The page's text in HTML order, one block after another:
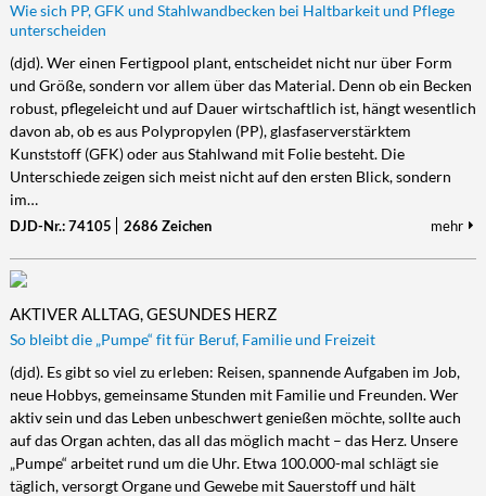
Wie sich PP, GFK und Stahlwandbecken bei Haltbarkeit und Pflege
unterscheiden
(djd). Wer einen Fertigpool plant, entscheidet nicht nur über Form
und Größe, sondern vor allem über das Material. Denn ob ein Becken
robust, pflegeleicht und auf Dauer wirtschaftlich ist, hängt wesentlich
davon ab, ob es aus Polypropylen (PP), glasfaserverstärktem
Kunststoff (GFK) oder aus Stahlwand mit Folie besteht. Die
Unterschiede zeigen sich meist nicht auf den ersten Blick, sondern
im…
DJD-Nr.: 74105 2686 Zeichen mehr
AKTIVER ALLTAG, GESUNDES HERZ
So bleibt die „Pumpe“ fit für Beruf, Familie und Freizeit
(djd). Es gibt so viel zu erleben: Reisen, spannende Aufgaben im Job,
neue Hobbys, gemeinsame Stunden mit Familie und Freunden. Wer
aktiv sein und das Leben unbeschwert genießen möchte, sollte auch
auf das Organ achten, das all das möglich macht – das Herz. Unsere
„Pumpe“ arbeitet rund um die Uhr. Etwa 100.000-mal schlägt sie
täglich, versorgt Organe und Gewebe mit Sauerstoff und hält